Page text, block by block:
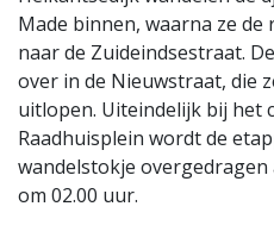
Made binnen, waarna ze
naar de Zuideindsestraat.
over in de Nieuwstraat, die
uitlopen. Uiteindelijk bij het
Raadhuisplein wordt de
wandelstokje overgedragen
om 02.00 uur.